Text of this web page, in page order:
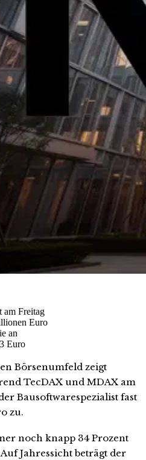
am Freitag
Euro
an
Euro
Börsenumfeld zeigt
TecDAX und MDAX am
Bausoftwarespezialist fast
zu.
noch knapp 34 Prozent
Jahressicht beträgt der